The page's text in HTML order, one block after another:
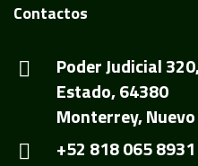
Contactos
Poder Judicial
Estado, 64380
Monterrey, Nuevo
+52 818 065 8931